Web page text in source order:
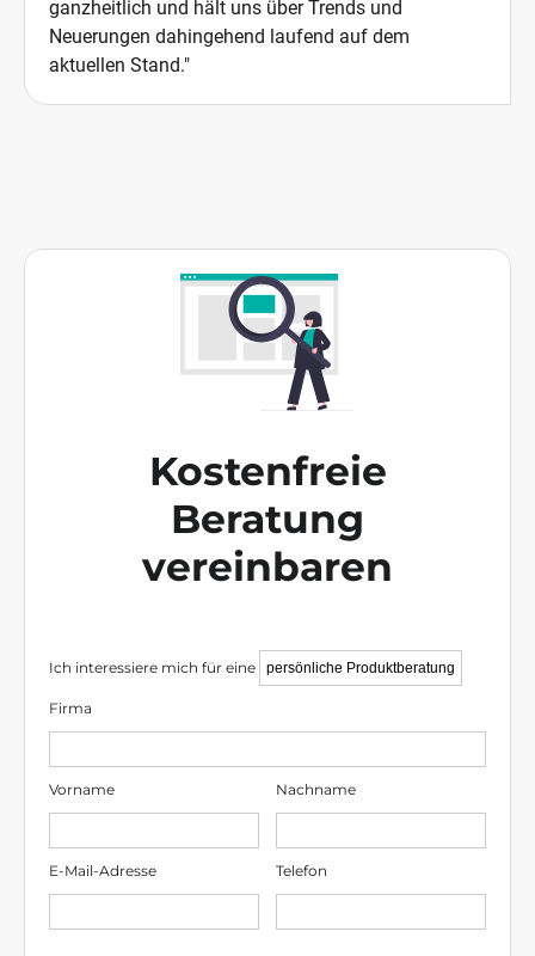
ganzheitlich und hält uns über Trends und
Neuerungen dahingehend laufend auf dem
aktuellen Stand."
Kostenfreie
Beratung
vereinbaren
Ich interessiere mich für eine
Firma
Vorname Nachname
E-Mail-Adresse Telefon